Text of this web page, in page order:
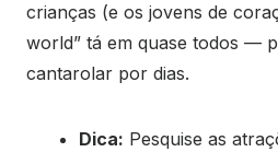
crianças (e os jovens de
world” tá em quase todos —
cantarolar por dias.
Dica: Pesquise as